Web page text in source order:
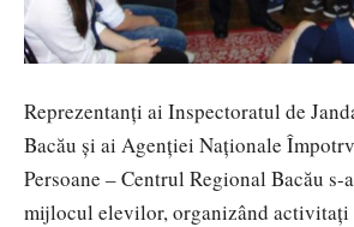
Reprezentanţi ai Inspectoratul de
Bacău şi ai Agenţiei Naţionale
Persoane – Centrul Regional Bacău
mijlocul elevilor, organizând activitaţi